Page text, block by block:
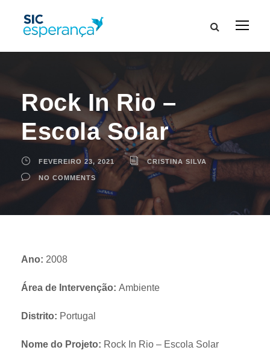
Rock In Rio –
Escola Solar
FEVEREIRO 23, 2021 CRISTINA SILVA
NO COMMENTS
Ano: 2008
Área de Intervenção: Ambiente
Distrito: Portugal
Nome do Projeto: Rock In Rio – Escola Solar